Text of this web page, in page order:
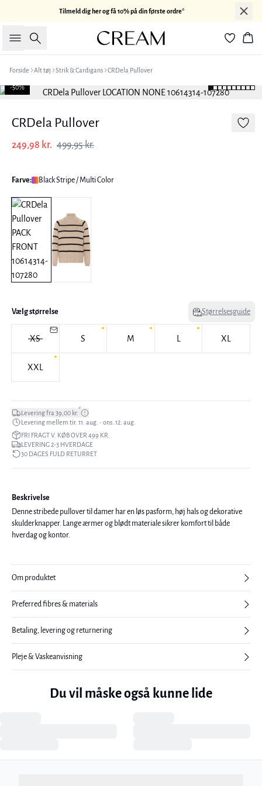
Tilmeld dig her og få 10% på din første ordre*
Søg
Forside Alt tøj Strik & Cardigans CRDela Pullover
-50%
CRDela Pullover
249,98 kr. 499,95 kr.
Farve: Black Stripe / Multi Color
Vælg størrelse Størrelsesguide
XS S M XL
XXL
Levering fra 39,00 kr.*
Levering mellem tir. 11. aug. - ons. 12. aug.
FRI FRAGT V. KØB OVER 499 KR.
LEVERING 2-3 HVERDAGE
30 DAGES FULD RETURRET
Beskrivelse
Denne stribede pullover til damer har en løs pasform, høj hals og dekorative
skulderknapper. Lange ærmer og blødt materiale sikrer komfort til både
hverdag og kontor.
Om produktet
Preferred fibres & materials
Betaling, levering og returnering
Pleje & Vaskeanvisning
Du vil måske også kunne lide